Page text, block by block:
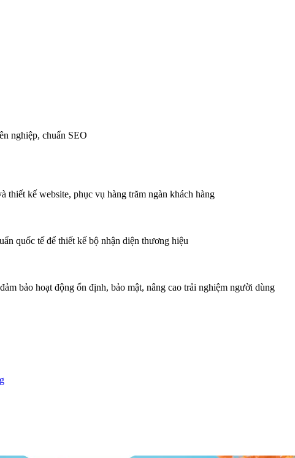
nghiệp, chuẩn SEO
kế website, phục vụ hàng trăm ngàn khách hàng
quốc tế để thiết kế bộ nhận diện thương hiệu
bảo hoạt động ổn định, bảo mật, nâng cao trải nghiệm người dùng